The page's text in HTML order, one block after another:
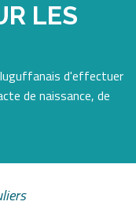
LES
d'effectuer
de naissance, de